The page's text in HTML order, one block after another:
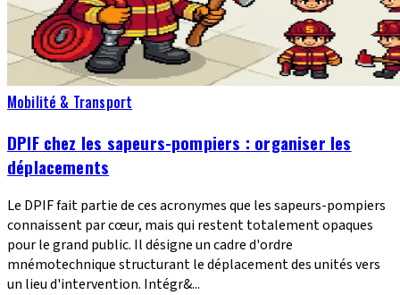
Mobilité & Transport
DPIF chez les sapeurs-pompiers : organiser les
déplacements
Le DPIF fait partie de ces acronymes que les sapeurs-pompiers
connaissent par cœur, mais qui restent totalement opaques
pour le grand public. Il désigne un cadre d'ordre
mnémotechnique structurant le déplacement des unités vers
un lieu d'intervention. Intégr&...